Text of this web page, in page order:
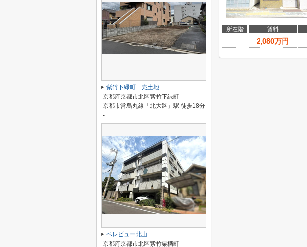
所在階 賃料
-
2,080万円
紫竹下緑町 売土地
京都府京都市北区紫竹下緑町
京都市営烏丸線「北大路」駅 徒歩18分
-
ベレビュー北山
京都府京都市北区紫竹栗栖町